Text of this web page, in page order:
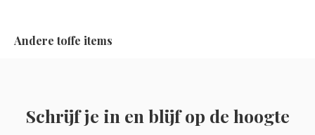
Andere toffe items
Schrijf je in en blijf op de hoogte